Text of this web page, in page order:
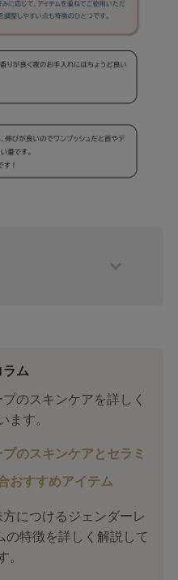
ラム
のスキンケアを詳しく
ます。
のスキンケアとセラミ
おすすめアイテム
につけるジェンダーレ
の特徴を詳しく解説して
。